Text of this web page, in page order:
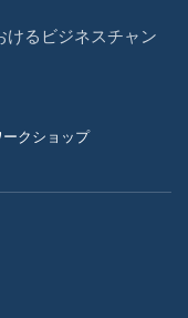
けるビジネスチャン
クショップ